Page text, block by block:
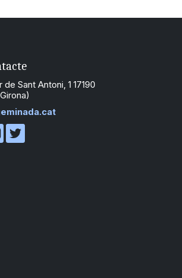
Sant Antoni, 1 17190